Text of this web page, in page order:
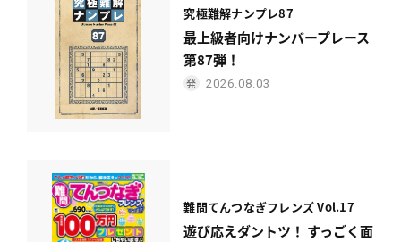
究極難解ナンプレ87
最上級者向けナンバープレース
第87弾！
2026.08.03
難問てんつなぎフレンズ Vol.17
遊び応えダントツ！ すっごく面